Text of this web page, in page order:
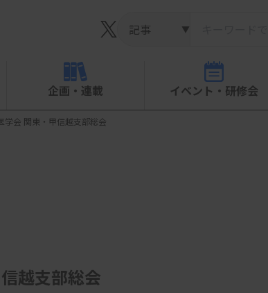
▼
企画・連載 イベント・研修会
学会 関東・甲信越支部総会
越支部総会